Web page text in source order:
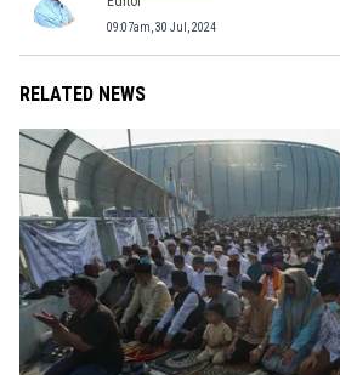
09:07am, 30 Jul, 2024
RELATED NEWS